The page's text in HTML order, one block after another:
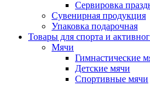
Сервировка
Сувенирная продукция
Упаковка подарочная
Товары для спорта и
Мячи
Гимнастические
Детские мячи
Спортивные мячи